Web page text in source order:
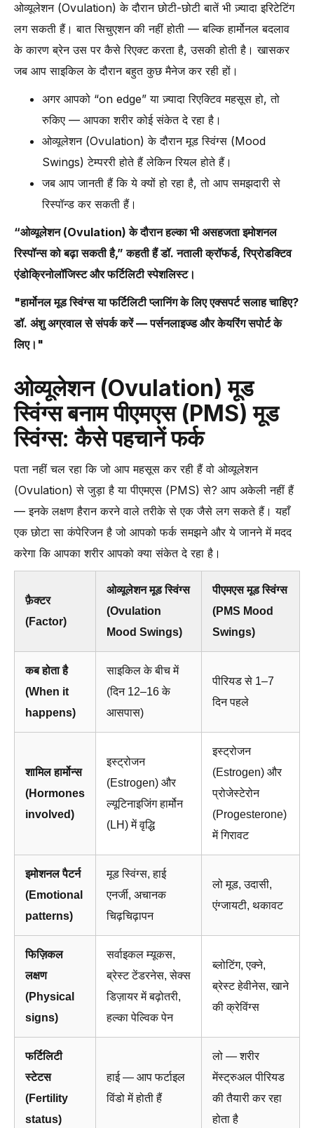
ओव्यूलेशन (Ovulation) के दौरान छोटी-छोटी बातें भी ज़्यादा इरिटेटिंग
लग सकती हैं। बात सिचुएशन की नहीं होती — बल्कि हार्मोनल बदलाव
के कारण ब्रेन उस पर कैसे रिएक्ट करता है, उसकी होती है। खासकर
जब आप साइकिल के दौरान बहुत कुछ मैनेज कर रही हों।
अगर आपको “on edge” या ज़्यादा रिएक्टिव महसूस हो, तो
रुकिए — आपका शरीर कोई संकेत दे रहा है।
ओव्यूलेशन (Ovulation) के दौरान मूड स्विंग्स (Mood
Swings) टेम्पररी होते हैं लेकिन रियल होते हैं।
जब आप जानती हैं कि ये क्यों हो रहा है, तो आप समझदारी से
रिस्पॉन्ड कर सकती हैं।
“ओव्यूलेशन (Ovulation) के दौरान हल्का भी असहजता इमोशनल
रिस्पॉन्स को बढ़ा सकती है,” कहती हैं डॉ. नताली क्रॉफर्ड, रिप्रोडक्टिव
एंडोक्रिनोलॉजिस्ट और फर्टिलिटी स्पेशलिस्ट।
"हार्मोनल मूड स्विंग्स या फर्टिलिटी प्लानिंग के लिए एक्सपर्ट सलाह चाहिए?
डॉ. अंशु अग्रवाल से संपर्क करें — पर्सनलाइज्ड और केयरिंग सपोर्ट के
लिए।"
ओव्यूलेशन (Ovulation) मूड
स्विंग्स बनाम पीएमएस (PMS) मूड
स्विंग्स: कैसे पहचानें फर्क
पता नहीं चल रहा कि जो आप महसूस कर रही हैं वो ओव्यूलेशन
(Ovulation) से जुड़ा है या पीएमएस (PMS) से? आप अकेली नहीं हैं
— इनके लक्षण हैरान करने वाले तरीके से एक जैसे लग सकते हैं। यहाँ
एक छोटा सा कंपेरिजन है जो आपको फर्क समझने और ये जानने में मदद
करेगा कि आपका शरीर आपको क्या संकेत दे रहा है।
फ़ैक्टर
(Factor)
ओव्यूलेशन मूड स्विंग्स
(Ovulation
Mood Swings)
पीएमएस मूड स्विंग्स
(PMS Mood
Swings)
कब होता है
(When it
happens)
साइकिल के बीच में
(दिन 12–16 के
आसपास)
पीरियड से 1–7
दिन पहले
शामिल हार्मोन्स
(Hormones
involved)
इस्ट्रोजन
(Estrogen) और
ल्यूटिनाइजिंग हार्मोन
(LH) में वृद्धि
इस्ट्रोजन
(Estrogen) और
प्रोजेस्टेरोन
(Progesterone)
में गिरावट
इमोशनल पैटर्न
(Emotional
patterns)
मूड स्विंग्स, हाई
एनर्जी, अचानक
चिढ़चिढ़ापन
लो मूड, उदासी,
एंग्जायटी, थकावट
फिज़िकल
लक्षण
(Physical
signs)
सर्वाइकल म्यूकस,
ब्रेस्ट टेंडरनेस, सेक्स
डिज़ायर में बढ़ोतरी,
हल्का पेल्विक पेन
ब्लोटिंग, एक्ने,
ब्रेस्ट हेवीनेस, खाने
की क्रेविंग्स
फर्टिलिटी
स्टेटस
(Fertility
status)
हाई — आप फर्टाइल
विंडो में होती हैं
लो — शरीर
मेंस्ट्रुअल पीरियड
की तैयारी कर रहा
होता है